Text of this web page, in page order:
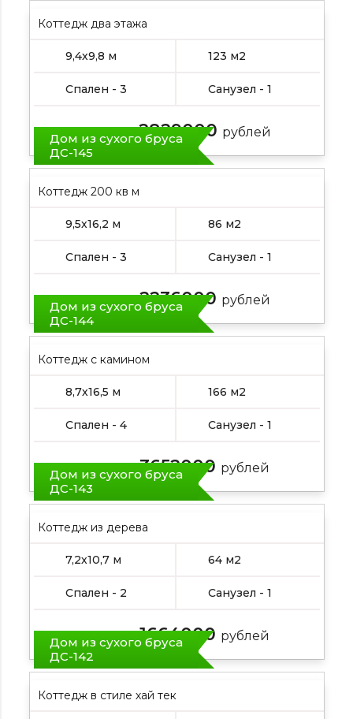
Коттедж два этажа
9,4х9,8 м 123 м2
Спален - 3 Санузел - 1
Цена от: 2829000 рублей
Дом из сухого бруса
ДС-145
Коттедж 200 кв м
9,5х16,2 м 86 м2
Спален - 3 Санузел - 1
Цена от: 2236000 рублей
Дом из сухого бруса
ДС-144
Коттедж с камином
8,7х16,5 м 166 м2
Спален - 4 Санузел - 1
Цена от: 3652000 рублей
Дом из сухого бруса
ДС-143
Коттедж из дерева
7,2х10,7 м 64 м2
Спален - 2 Санузел - 1
Цена от: 1664000 рублей
Дом из сухого бруса
ДС-142
Коттедж в стиле хай тек